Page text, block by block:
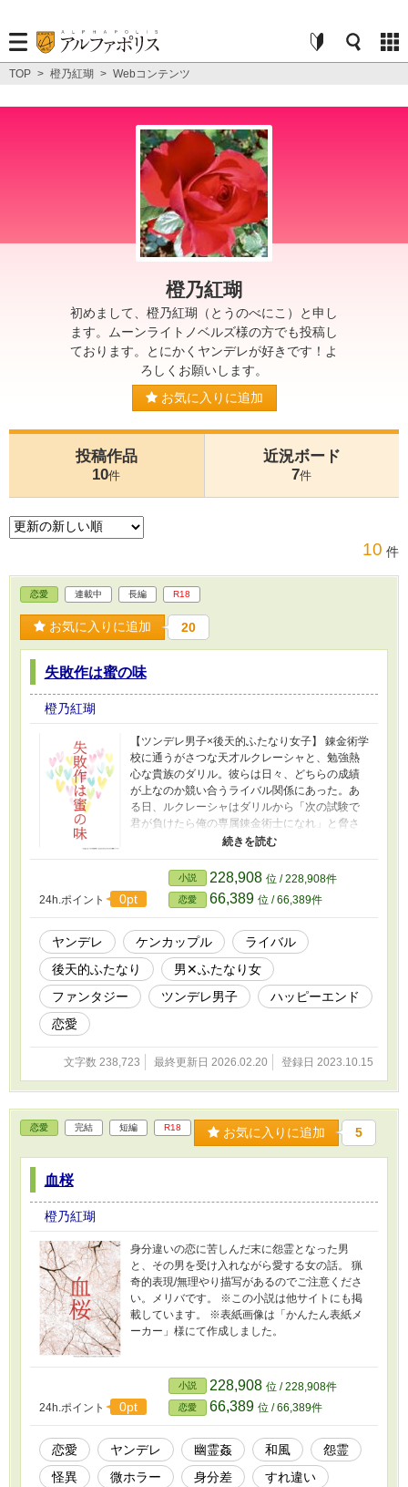
TOP > 橙乃紅瑚 > Webコンテンツ
橙乃紅瑚
初めまして、橙乃紅瑚（とうのべにこ）と申し
ます。ムーンライトノベルズ様の方でも投稿し
ております。とにかくヤンデレが好きです！よ
ろしくお願いします。
お気に入りに追加
投稿作品
10件
近況ボード
7件
10 件
恋愛 連載中 長編 R18
お気に入りに追加 20
失敗作は蜜の味
橙乃紅瑚
【ツンデレ男子×後天的ふたなり女子】 錬金術学
校に通うがさつな天才ルクレーシャと、勉強熱
心な貴族のダリル。彼らは日々、どちらの成績
が上なのか競い合うライバル関係にあった。あ
る日、ルクレーシャはダリルから「次の試験で
君が負けたら俺の専属錬金術士になれ」と脅さ
れてしまう。ルクレーシャはダリルを出し抜く
ためにとびきり効力の強い薬を作成し、彼に勝
利を収めようとするが、それは飲むとふたなり
になってしまう失敗作だった。何度も薬を味見
したルクレーシャは、自分の股から男性器が生
えてくるという災難に見舞われてしまう。ルク
レーシャの弱みを握ったダリルは、治療と称し
て彼女の体を好き勝手に弄び始め―― ※不定期
更新です。 ※ふたなりのタイプは玉無し愛液発
射タイプです。 ※性描写がある話は「♥」マーク
をつけています。 ※表紙画像は「かんたん表紙
スペースのリンクから送ってくださると私が喜
びます。
24h.ポイント 0pt
小説 228,908 位 / 228,908件
恋愛 66,389 位 / 66,389件
ヤンデレ ケンカップル
ライバル
後天的ふたなり
男✕ふたなり女
ファンタジー
ツンデレ男子
ハッピーエンド
恋愛
文字数 238,723 最終更新日 2026.02.20 登録日 2023.10.15
恋愛 完結 短編 R18 お気に入りに追加 5
血桜
橙乃紅瑚
身分違いの恋に苦しんだ末に怨霊となった男
と、その男を受け入れながら愛する女の話。 猟
奇的表現/無理やり描写があるのでご注意くださ
い。メリバです。 ※この小説は他サイトにも掲
載しています。 ※表紙画像は「かんたん表紙メ
ーカー」様にて作成しました。
24h.ポイント 0pt
小説 228,908 位 / 228,908件
恋愛 66,389 位 / 66,389件
恋愛 ヤンデレ 幽霊姦 和風
怨霊
怪異
微ホラー 身分差
すれ違い